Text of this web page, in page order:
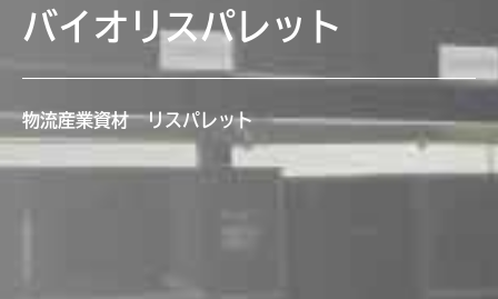
バイオリスパレット
物流産業資材 リスパレット